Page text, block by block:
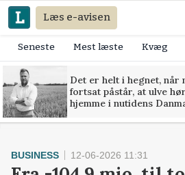
Læs e-avisen
Seneste Mest læste Kvæg
Det er helt i hegnet, når
fortsat påstår, at ulve
hjemme i nutidens
BUSINESS 12-06-2026 11:31